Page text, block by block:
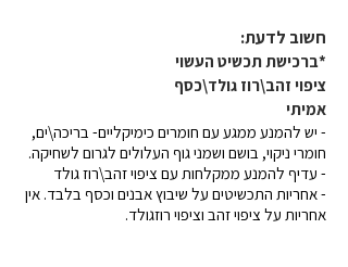
חשוב לדעת:​
*ברכישת תכשיט העשוי
ציפוי זהב\רוז גולד\כסף
אמיתי
- יש להמנע ממגע עם חומרים כימיקליים- בריכה\ים,
חומרי ניקוי, בושם ושמני גוף העלולים לגרום לשחיקה.
- עדיף להמנע ממקלחות עם ציפוי זהב\רוז גולד
- אחריות התכשיטים על שיבוץ אבנים וכסף בלבד. אין
אחריות על ציפוי זהב וציפוי רוזגולד.